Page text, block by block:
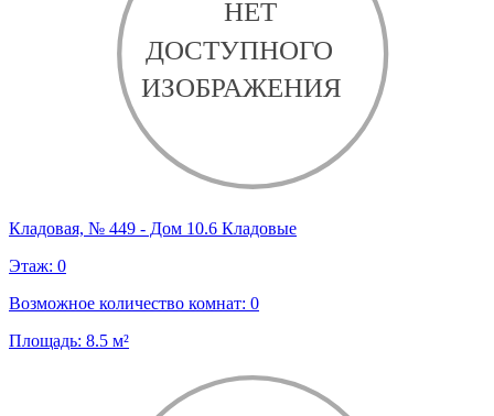
Кладовая, № 449 - Дом 10.6 Кладовые
Этаж: 0
Возможное количество комнат: 0
Площадь: 8.5 м²